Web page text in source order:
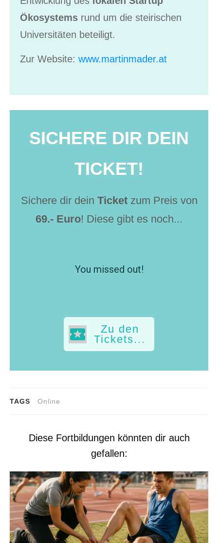
Ökosystems rund um die steirischen
Universitäten beteiligt.
Zur Website: www.martinmader.at
SICHERE DIR DEIN
TICKET!
Sichere dir dein Ticketzum Preis von
69.- Euro! Diese gibt es noch...
You missed out!
Zu den
Tickets...
TAGS Online
Diese Fortbildungen könnten dir auch
gefallen: